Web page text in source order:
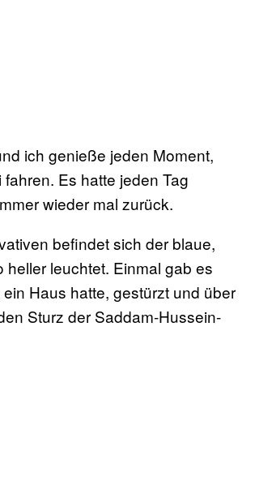
ich genieße jeden Moment,
Es hatte jeden Tag
wieder mal zurück.
befindet sich der blaue,
leuchtet. Einmal gab es
Haus hatte, gestürzt und über
Sturz der Saddam-Hussein-